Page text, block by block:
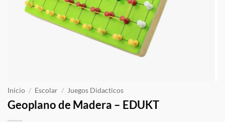
Inicio / Escolar / Juegos Didacticos
Geoplano de Madera – EDUKT